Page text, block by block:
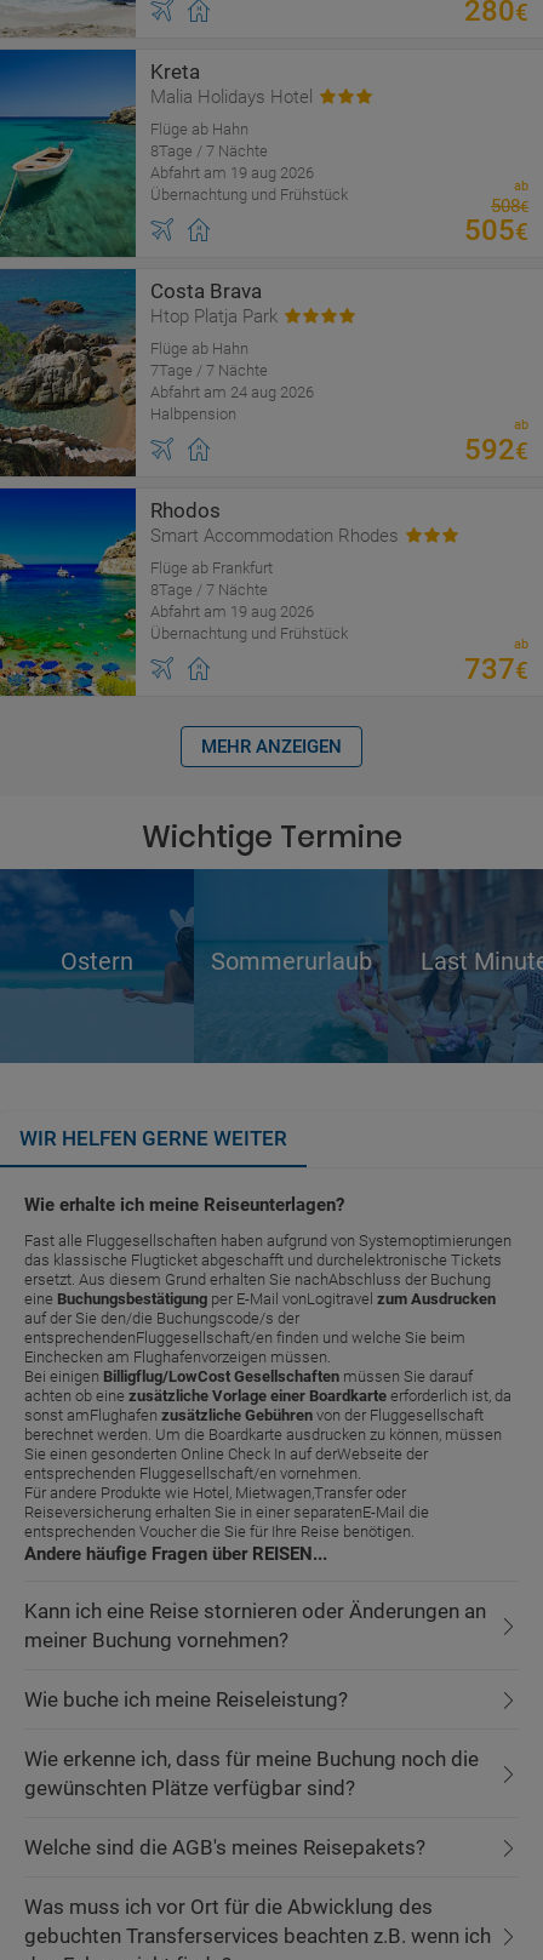
280€
Kreta
Malia Holidays Hotel
Flüge ab Hahn
8Tage / 7 Nächte
Abfahrt am 19 aug 2026
Übernachtung und Frühstück
ab
508€
505€
Costa Brava
Htop Platja Park
Flüge ab Hahn
7Tage / 7 Nächte
Abfahrt am 24 aug 2026
Halbpension
ab
592€
Rhodos
Smart Accommodation Rhodes
Flüge ab Frankfurt
8Tage / 7 Nächte
Abfahrt am 19 aug 2026
Übernachtung und Frühstück
ab
737€
MEHR ANZEIGEN
Wichtige Termine
Ostern Sommerurlaub Last
WIR HELFEN GERNE WEITER
Wie erhalte ich meine Reiseunterlagen?
Fast alle Fluggesellschaften haben aufgrund von Systemoptimierungen
das klassische Flugticket abgeschafft und durchelektronische Tickets
ersetzt. Aus diesem Grund erhalten Sie nachAbschluss der Buchung
eine Buchungsbestätigung per E-Mail vonLogitravel zum Ausdrucken
auf der Sie den/die Buchungscode/s der
entsprechendenFluggesellschaft/en finden und welche Sie beim
Einchecken am Flughafenvorzeigen müssen.
Bei einigen Billigflug/LowCost Gesellschaften müssen Sie darauf
achten ob eine zusätzliche Vorlage einer Boardkarte erforderlich ist, da
sonst amFlughafen zusätzliche Gebühren von der Fluggesellschaft
berechnet werden. Um die Boardkarte ausdrucken zu können, müssen
Sie einen gesonderten Online Check In auf derWebseite der
entsprechenden Fluggesellschaft/en vornehmen.
Für andere Produkte wie Hotel, Mietwagen,Transfer oder
Reiseversicherung erhalten Sie in einer separatenE-Mail die
entsprechenden Voucher die Sie für Ihre Reise benötigen.
Andere häufige Fragen über REISEN...
Kann ich eine Reise stornieren oder Änderungen an
meiner Buchung vornehmen?
Wie buche ich meine Reiseleistung?
Wie erkenne ich, dass für meine Buchung noch die
gewünschten Plätze verfügbar sind?
Welche sind die AGB's meines Reisepakets?
Was muss ich vor Ort für die Abwicklung des
gebuchten Transferservices beachten z.B. wenn ich